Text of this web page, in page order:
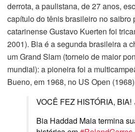
derrota, a paulistana, de 27 anos,
capítulo do tênis brasileiro no saibro
catarinense Gustavo Kuerten foi
2001). Bia é a segunda brasileira a
um Grand Slam (torneio de maior
mundial): a pioneira foi a
Bueno, em 1968, no US Open
VOCÊ FEZ HISTÓRIA,
Bia Haddad Maia termina